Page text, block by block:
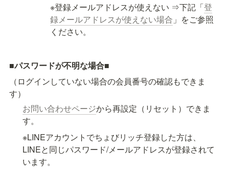
※登録メールアドレスが使えない ⇒下記「登
録メールアドレスが使えない場合 」をご参照
ください。
■パスワードが不明な場合■
（ログインしていない場合の会員番号の確認もできま
す）
お問い合わせページから再設定（リセット）できま
す。
※LINEアカウントでちょびリッチ登録した方は、
LINEと同じパスワード/メールアドレスが登録されて
います。